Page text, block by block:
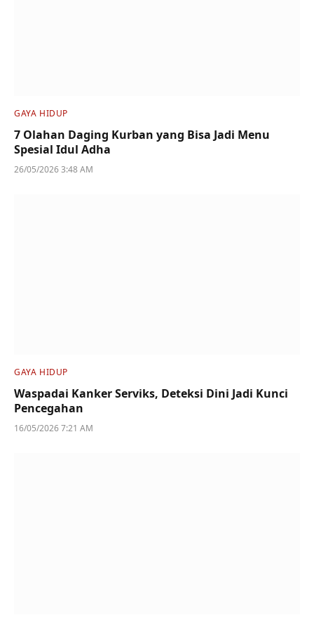
GAYA HIDUP
7 Olahan Daging Kurban yang Bisa Jadi Menu
Spesial Idul Adha
26/05/2026 3:48 AM
GAYA HIDUP
Waspadai Kanker Serviks, Deteksi Dini Jadi Kunci
Pencegahan
16/05/2026 7:21 AM